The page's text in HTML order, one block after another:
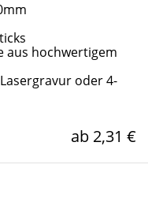
aus hochwertigem
oder 4-
ab 2,31 €